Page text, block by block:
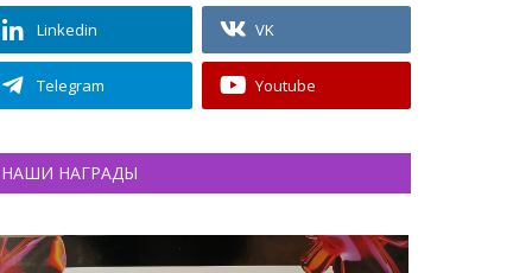
Linkedin VK
Telegram Youtube
НАШИ НАГРАДЫ